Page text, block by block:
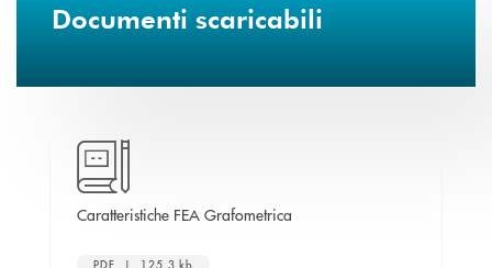
Documenti scaricabili
finestraCaratteristiche FEA Grafometrica
PDF | 125,3 kb